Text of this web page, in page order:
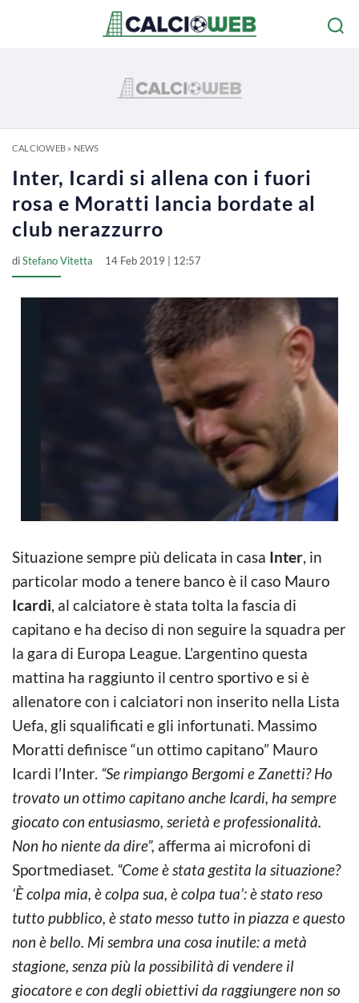
CALCIOWEB» NEWS
Inter, Icardi si allena con i fuori
rosa e Moratti lancia bordate al
club nerazzurro
diStefano Vitetta 14 Feb 2019 | 12:57
Situazione sempre più delicata in casa Inter, in
particolar modo a tenere banco è il caso Mauro
Icardi, al calciatore è stata tolta la fascia di
capitano e ha deciso di non seguire la squadra per
la gara di Europa League. L’argentino questa
mattina ha raggiunto il centro sportivo e si è
allenatore con i calciatori non inserito nella Lista
Uefa, gli squalificati e gli infortunati. Massimo
Moratti definisce “un ottimo capitano” Mauro
Icardi l’Inter. “Se rimpiango Bergomi e Zanetti? Ho
trovato un ottimo capitano anche Icardi, ha sempre
giocato con entusiasmo, serietà e professionalità.
Non ho niente da dire”, afferma ai microfoni di
Sportmediaset. “Come è stata gestita la situazione?
‘È colpa mia, è colpa sua, è colpa tua’: è stato reso
tutto pubblico, è stato messo tutto in piazza e questo
non è bello. Mi sembra una cosa inutile: a metà
stagione, senza più la possibilità di vendere il
giocatore e con degli obiettivi da raggiungere non so